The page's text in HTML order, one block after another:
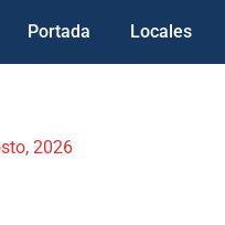
Portada Locales
2026